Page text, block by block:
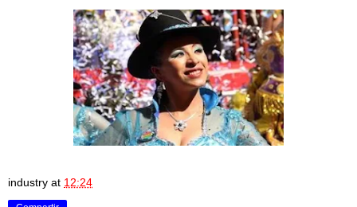
industry at 12:24